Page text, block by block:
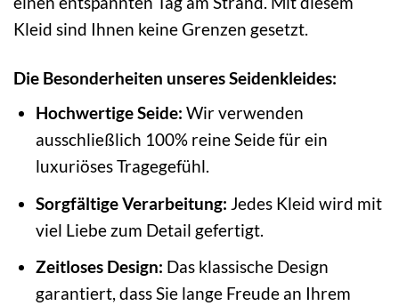
Kleid sind Ihnen keine Grenzen gesetzt.
Die Besonderheiten unseres Seidenkleides:
Hochwertige Seide: Wir verwenden
ausschließlich 100% reine Seide für ein
luxuriöses Tragegefühl.
Sorgfältige Verarbeitung: Jedes Kleid wird mit
viel Liebe zum Detail gefertigt.
Zeitloses Design: Das klassische Design
garantiert, dass Sie lange Freude an Ihrem